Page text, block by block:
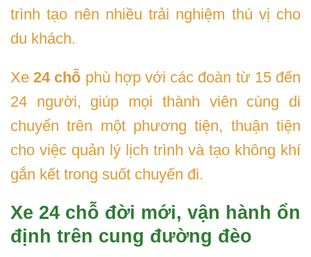
trình tạo nên nhiều trải nghiệm thú vị cho
du khách.
Xe24 chỗ phù hợp với các đoàn từ 15 đến
24 người, giúp mọi thành viên cùng di
chuyển trên một phương tiện, thuận tiện
cho việc quản lý lịch trình và tạo không khí
gắn kết trong suốt chuyến đi.
Xe 24 chỗ đời mới, vận hành ổn
định trên cung đường đèo